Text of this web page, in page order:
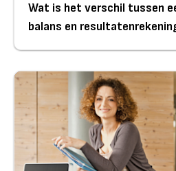
Wat is het verschil tussen
balans en